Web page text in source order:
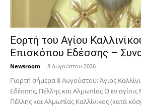
Εορτή του Αγίου
Επισκόπου Εδέσσης –
Newsroom - 8 Αυγούστου 2026
Γιορτή σήμερα 8 Αυγούστου: Άγιος
Εδέσσης, Πέλλης και Αλμωπίας Ο εν
Πέλλης και Αλμωπίας Καλλίνικος (κατά